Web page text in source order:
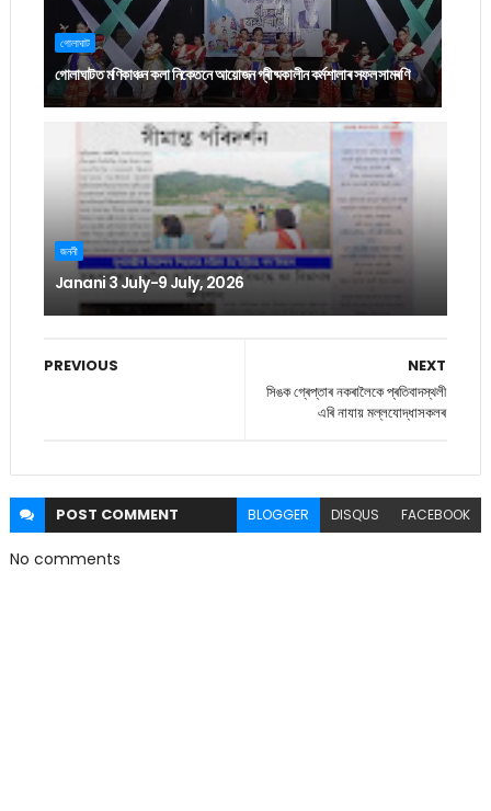
গোলাঘাট
গোলাঘাটত মণিকাঞ্চন কলা নিকেতনে আয়োজন গ্ৰীষ্মকালীন কৰ্মশালাৰ সফল সামৰণি
জননী
Janani 3 July-9 July, 2026
NEXT
সিঙক গ্ৰেপ্তাৰ নকৰালৈকে প্ৰতিবাদস্থলী
এৰি নাযায় মল্লযোদ্ধাসকলৰ
PREVIOUS
POST COMMENT BLOGGER DISQUS FACEBOOK
No comments